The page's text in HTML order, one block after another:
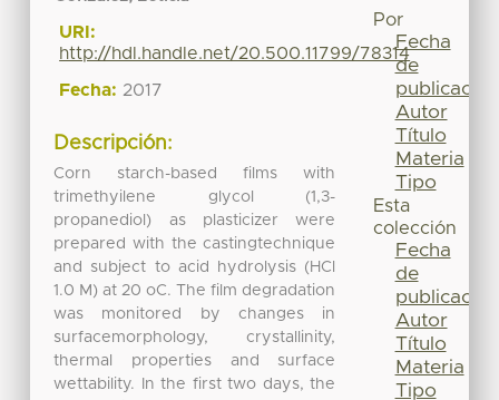
URI:
http://hdl.handle.net/20.500.11799/78314
Fecha: 2017
Descripción:
Corn starch-based films with
trimethyilene glycol (1,3-
propanediol) as plasticizer were
prepared with the castingtechnique
and subject to acid hydrolysis (HCl
1.0 M) at 20 oC. The film degradation
was monitored by changes in
surfacemorphology, crystallinity,
thermal properties and surface
wettability. In the first two days, the
Por
Fecha
de
publicación
Autor
Título
Materia
Tipo
Esta
colección
Fecha
de
publicación
Autor
Título
Materia
Tipo